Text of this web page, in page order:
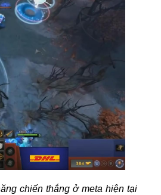
chiến thắng ở meta hiện tại